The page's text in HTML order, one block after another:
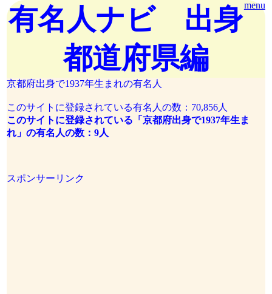
menu
有名人ナビ 出身
都道府県編
京都府出身で1937年生まれの有名人
このサイトに登録されている有名人の数：70,856人
このサイトに登録されている「京都府出身で1937年生ま
れ」の有名人の数：9人
スポンサーリンク